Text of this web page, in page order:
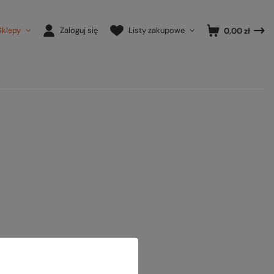
Zaloguj się Listy zakupowe 0,00 zł